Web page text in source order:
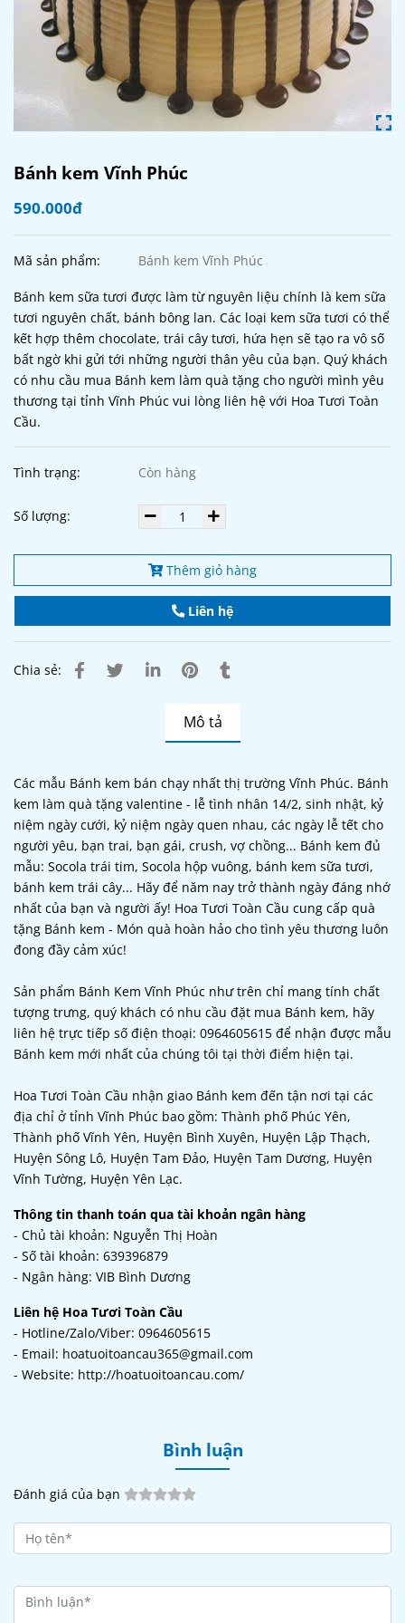
Bánh kem Vĩnh Phúc
590.000đ
Mã sản phẩm: Bánh kem Vĩnh Phúc
Bánh kem sữa tươi được làm từ nguyên liệu chính là kem sữa
tươi nguyên chất, bánh bông lan. Các loại kem sữa tươi có thể
kết hợp thêm chocolate, trái cây tươi, hứa hẹn sẽ tạo ra vô số
bất ngờ khi gửi tới những người thân yêu của bạn. Quý khách
có nhu cầu mua Bánh kem làm quà tặng cho người mình yêu
thương tại tỉnh Vĩnh Phúc vui lòng liên hệ với Hoa Tươi Toàn
Cầu.
Tình trạng: Còn hàng
Số lượng:
Thêm giỏ hàng
Liên hệ
Chia sẻ:
Mô tả
Các mẫu Bánh kem bán chạy nhất thị trường Vĩnh Phúc. Bánh
kem làm quà tặng valentine - lễ tình nhân 14/2, sinh nhật, kỷ
niệm ngày cưới, kỷ niệm ngày quen nhau, các ngày lễ tết cho
người yêu, bạn trai, bạn gái, crush, vợ chồng... Bánh kem đủ
mẫu: Socola trái tim, Socola hộp vuông, bánh kem sữa tươi,
bánh kem trái cây... Hãy để năm nay trở thành ngày đáng nhớ
nhất của bạn và người ấy! Hoa Tươi Toàn Cầu cung cấp quà
tặng Bánh kem - Món quà hoàn hảo cho tình yêu thương luôn
đong đầy cảm xúc!
Sản phẩm Bánh Kem Vĩnh Phúc như trên chỉ mang tính chất
tượng trưng, quý khách có nhu cầu đặt mua Bánh kem, hãy
liên hệ trực tiếp số điện thoại: 0964605615 để nhận được mẫu
Bánh kem mới nhất của chúng tôi tại thời điểm hiện tại.
Hoa Tươi Toàn Cầu nhận giao Bánh kem đến tận nơi tại các
địa chỉ ở tỉnh Vĩnh Phúc bao gồm: Thành phố Phúc Yên,
Thành phố Vĩnh Yên, Huyện Bình Xuyên, Huyện Lập Thạch,
Huyện Sông Lô, Huyện Tam Đảo, Huyện Tam Dương, Huyện
Vĩnh Tường, Huyện Yên Lạc.
Thông tin thanh toán qua tài khoản ngân hàng
- Chủ tài khoản: Nguyễn Thị Hoàn
- Số tài khoản: 639396879
- Ngân hàng: VIB Bình Dương
Liên hệ Hoa Tươi Toàn Cầu
- Hotline/Zalo/Viber: 0964605615
- Email: hoatuoitoancau365@gmail.com
- Website: http://hoatuoitoancau.com/
Bình luận
Đánh giá của bạn